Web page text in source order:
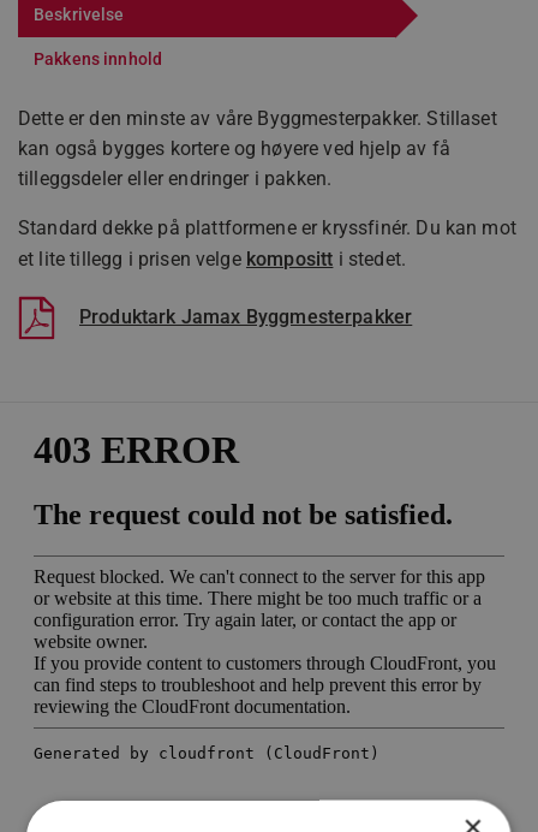
Beskrivelse
Pakkens innhold
Dette er den minste av våre Byggmesterpakker. Stillaset
kan også bygges kortere og høyere ved hjelp av få
tilleggsdeler eller endringer i pakken.
Standard dekke på plattformene er kryssfinér. Du kan mot
et lite tillegg i prisen velge kompositt i stedet.
Produktark Jamax Byggmesterpakker